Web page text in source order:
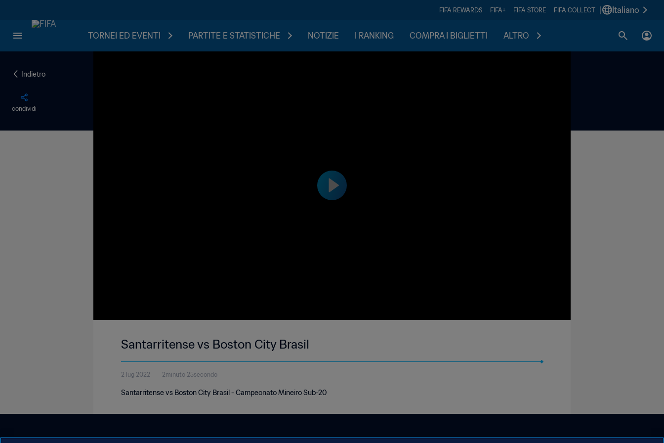
FIFA REWARDS FIFA+ FIFA STORE FIFA COLLECT Italiano
TORNEI ED EVENTI PARTITE E STATISTICHE NOTIZIE I RANKING COMPRA I BIGLIETTI ALTRO
Indietro
condividi
Santarritense vs Boston City Brasil
2 lug 2022 2minuto 25secondo
Santarritense vs Boston City Brasil - Campeonato Mineiro Sub-20